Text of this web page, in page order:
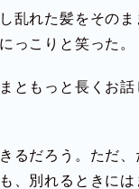
乱れた髪をそのま
っこりと笑った。
ともっと長くお
るだろう。ただ、
、別れるときには